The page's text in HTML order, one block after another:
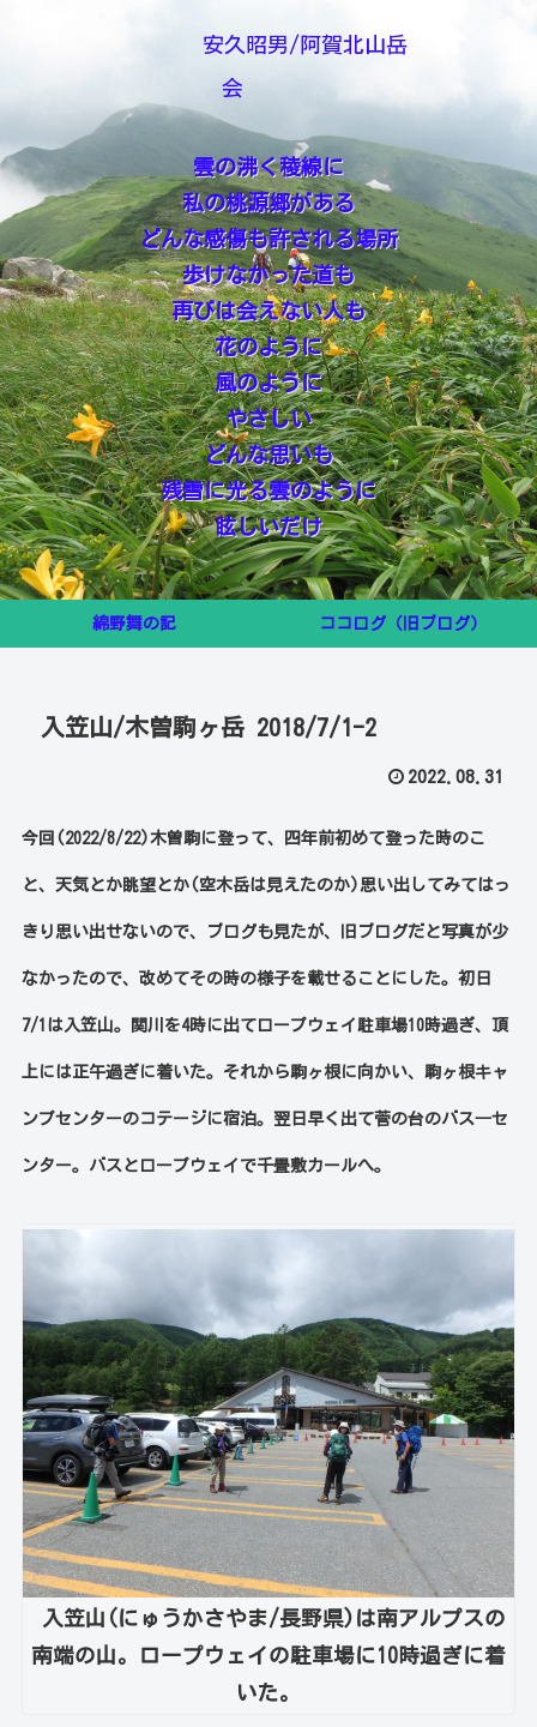
安久昭男/阿賀北山岳
会
雲の沸く稜線に
私の桃源郷がある
どんな感傷も許される場所
歩けなかった道も
再びは会えない人も
花のように
風のように
やさしい
どんな思いも
残雪に光る雲のように
眩しいだけ
綿野舞の記 ココログ（旧ブログ）
入笠山/木曽駒ヶ岳 2018/7/1-2
2022.08.31
今回(2022/8/22)木曽駒に登って、四年前初めて登った時のこ
と、天気とか眺望とか(空木岳は見えたのか)思い出してみてはっ
きり思い出せないので、ブログも見たが、旧ブログだと写真が少
なかったので、改めてその時の様子を載せることにした。初日
7/1は入笠山。関川を4時に出てロープウェイ駐車場10時過ぎ、頂
上には正午過ぎに着いた。それから駒ヶ根に向かい、駒ヶ根キャ
ンプセンターのコテージに宿泊。翌日早く出て菅の台のバス―セ
ンター。バスとロープウェイで千畳敷カールへ。
入笠山(にゅうかさやま/長野県)は南アルプスの
南端の山。ロープウェイの駐車場に10時過ぎに着
いた。